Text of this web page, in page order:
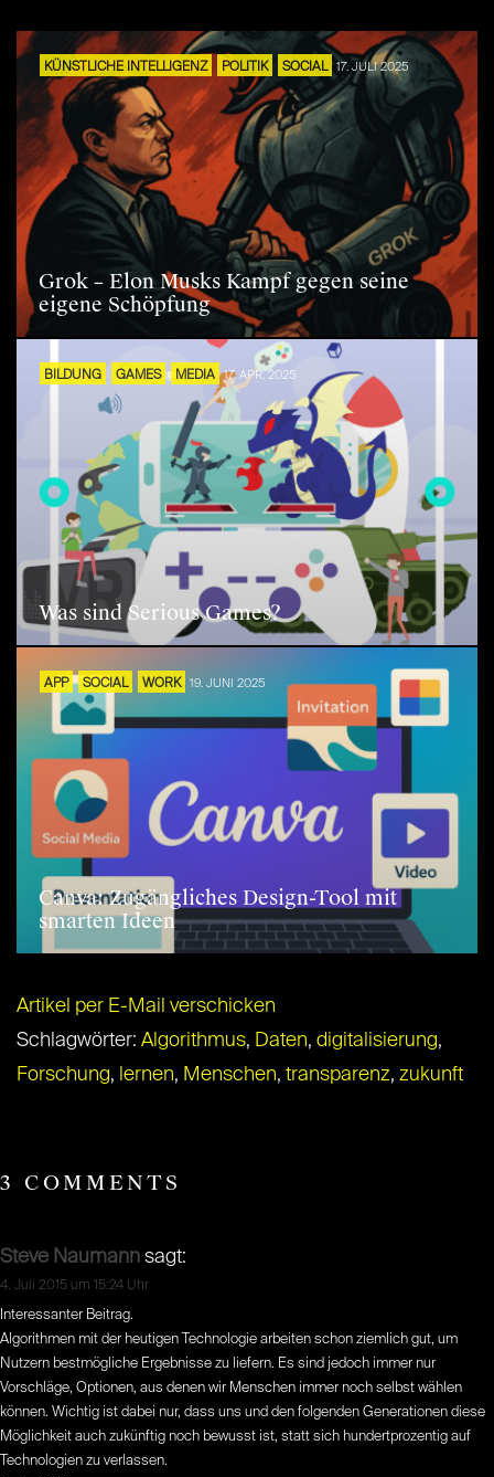
KÜNSTLICHE INTELLIGENZ POLITIK SOCIAL 17. JULI 2025
Grok – Elon Musks Kampf gegen seine
eigene Schöpfung
BILDUNG GAMES MEDIA 17. APR. 2025
Was sind Serious Games?
APP SOCIAL WORK 19. JUNI 2025
Canva: Zugängliches Design-Tool mit
smarten Ideen
Artikel per E-Mail verschicken
Schlagwörter: Algorithmus, Daten, digitalisierung,
Forschung, lernen, Menschen, transparenz, zukunft
3 COMMENTS
Steve Naumann sagt:
4. Juli 2015 um 15:24 Uhr
Interessanter Beitrag.
Algorithmen mit der heutigen Technologie arbeiten schon ziemlich gut, um
Nutzern bestmögliche Ergebnisse zu liefern. Es sind jedoch immer nur
Vorschläge, Optionen, aus denen wir Menschen immer noch selbst wählen
können. Wichtig ist dabei nur, dass uns und den folgenden Generationen diese
Möglichkeit auch zukünftig noch bewusst ist, statt sich hundertprozentig auf
Technologien zu verlassen.